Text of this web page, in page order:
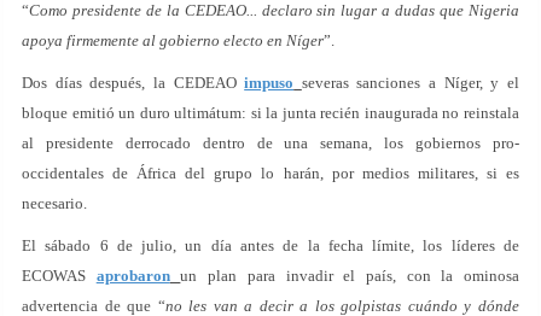
“Como presidente de la CEDEAO... declaro sin lugar a dudas que Nigeria
apoya firmemente al gobierno electo en Níger”.
Dos días después, la CEDEAOimpuso severas sanciones a Níger, y el
bloque emitió un duro ultimátum: si la junta recién inaugurada no reinstala
al presidente derrocado dentro de una semana, los gobiernos pro-
occidentales de África del grupo lo harán, por medios militares, si es
necesario.
El sábado 6 de julio, un día antes de la fecha límite, los líderes de
ECOWAS aprobaron un plan para invadir el país, con la ominosa
advertencia de que “no les van a decir a los golpistas cuándo y dónde